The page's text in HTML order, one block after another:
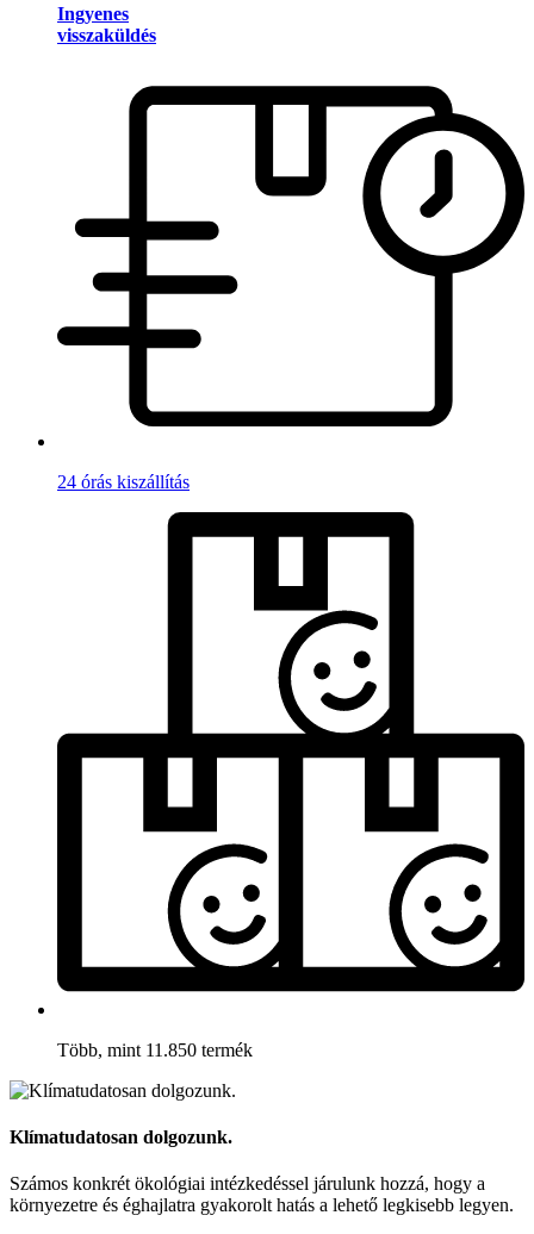
Ingyenes
visszaküldés
24 órás kiszállítás
Több, mint 11.850 termék
Klímatudatosan dolgozunk.
Számos konkrét ökológiai intézkedéssel járulunk hozzá, hogy a
környezetre és éghajlatra gyakorolt hatás a lehető legkisebb legyen.